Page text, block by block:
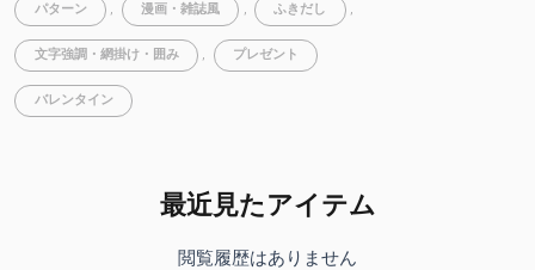
パターン , 漫画・雑誌風 , ふきだし ,
文字強調・網掛け・囲み , プレゼント
バレンタイン
最近見たアイテム
閲覧履歴はありません